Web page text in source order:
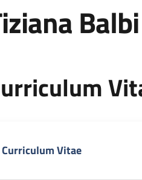
Balbi
Curriculum Vitae